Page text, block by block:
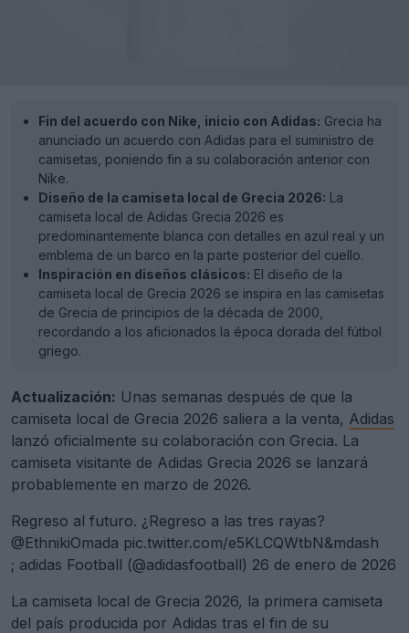
Fin del acuerdo con Nike, inicio con Adidas: Grecia ha
anunciado un acuerdo con Adidas para el suministro de
camisetas, poniendo fin a su colaboración anterior con
Nike.
Diseño de la camiseta local de Grecia 2026: La
camiseta local de Adidas Grecia 2026 es
predominantemente blanca con detalles en azul real y un
emblema de un barco en la parte posterior del cuello.
Inspiración en diseños clásicos: El diseño de la
camiseta local de Grecia 2026 se inspira en las camisetas
de Grecia de principios de la década de 2000,
recordando a los aficionados la época dorada del fútbol
griego.
Actualización: Unas semanas después de que la
camiseta local de Grecia 2026 saliera a la venta, Adidas
lanzó oficialmente su colaboración con Grecia. La
camiseta visitante de Adidas Grecia 2026 se lanzará
probablemente en marzo de 2026.
Regreso al futuro. ¿Regreso a las tres rayas?
@EthnikiOmada pic.twitter.com/e5KLCQWtbN&mdash
; adidas Football (@adidasfootball) 26 de enero de 2026
La camiseta local de Grecia 2026, la primera camiseta
del país producida por Adidas tras el fin de su